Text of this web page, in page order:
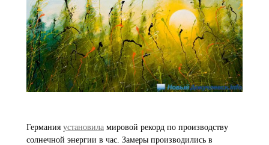
Германия установила мировой рекорд по производству
солнечной энергии в час. Замеры производились в